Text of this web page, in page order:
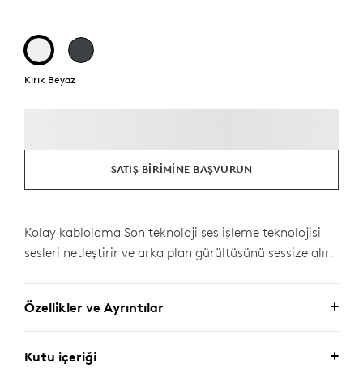
Kırık Beyaz
SATIŞ BIRIMINE BAŞVURUN
Kolay kablolama Son teknoloji ses işleme teknolojisi
sesleri netleştirir ve arka plan gürültüsünü sessize alır.
Özellikler ve Ayrıntılar
Kutu içeriği